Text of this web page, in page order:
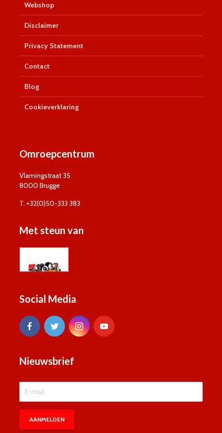
Webshop
Disclaimer
Privacy Statement
Contact
Blog
Cookieverklaring
Omroepcentrum
Vlamingstraat 35
8000 Brugge
T. +32(0)50-333 383
Met steun van
Social Media
Nieuwsbrief